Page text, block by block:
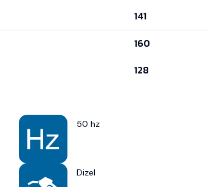
141
160
128
50 hz
Dizel